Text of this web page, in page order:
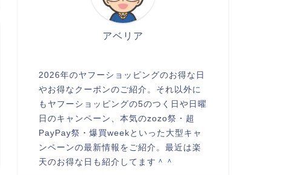
アベリア
2026年のヤフーショッピングのお得な日
やお得なクーポンのご紹介。それ以外に
もヤフーショッピングの5のつく日や日曜
日のキャンペーン、本気のzozo祭・超
PayPay祭・爆買weekといった大型キャ
ンペーンの最新情報をご紹介。最近は楽
天のお得な日も紹介してます＾＾